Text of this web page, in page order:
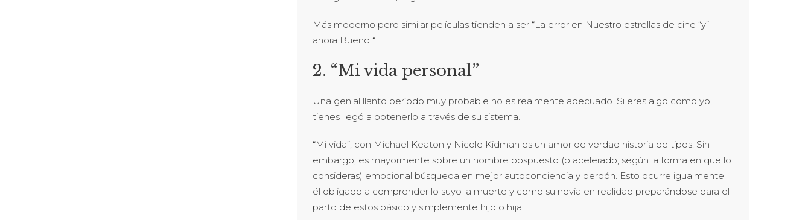
Más moderno pero similar películas tienden a ser “La error en Nuestro estrellas de cine “y”
ahora Bueno “.
2. “Mi vida personal”
Una genial llanto período muy probable no es realmente adecuado. Si eres algo como yo,
tienes llegó a obtenerlo a través de su sistema.
“Mi vida”, con Michael Keaton y Nicole Kidman es un amor de verdad historia de tipos. Sin
embargo, es mayormente sobre un hombre pospuesto (o acelerado, según la forma en que lo
consideras) emocional búsqueda en mejor autoconciencia y perdón. Esto ocurre igualmente
él obligado a comprender lo suyo la muerte y como su novia en realidad preparándose para el
parto de estos básico y simplemente hijo o hija.